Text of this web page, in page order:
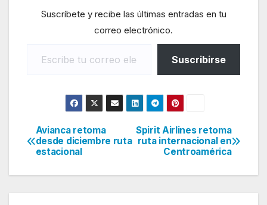
Suscríbete y recibe las últimas entradas en tu
correo electrónico.
Suscribirse
Navegación
de
Spirit Airlines retoma
ruta internacional en
Centroamérica
Avianca retoma
desde diciembre ruta
estacional